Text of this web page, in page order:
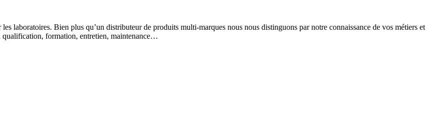
laboratoires. Bien plus qu’un distributeur de produits multi-marques nous nous distinguons par notre connaissance de vos métiers et
qualification, formation, entretien, maintenance…